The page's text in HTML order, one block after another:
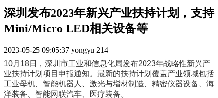
深圳发布2023年新兴产业扶持计划，支持
Mini/Micro LED相关设备等
2023-05-25 09:05:37 yongyu 214
10月18日，深圳市工业和信息化局发布2023年战略性新兴产
业扶持计划项目申报通知。最新的扶持计划覆盖产业领域包括
工业母机、智能机器人、激光与增材制造、精密仪器设备、海
洋装备、智能网联汽车、医疗装备。